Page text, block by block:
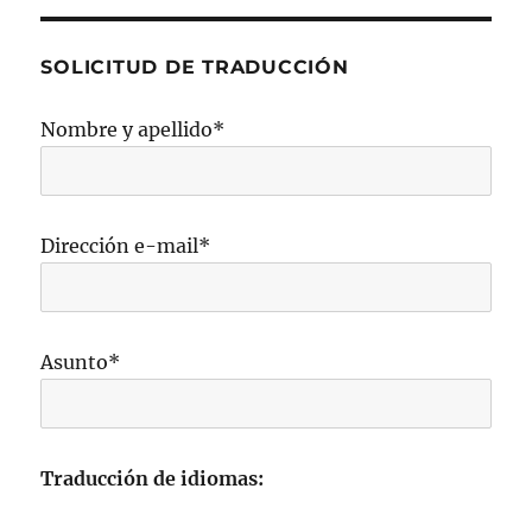
SOLICITUD DE TRADUCCIÓN
Nombre y apellido*
Dirección e-mail*
Asunto*
Traducción de idiomas: